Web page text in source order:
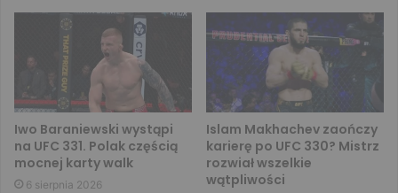
Iwo Baraniewski wystąpi
na UFC 331. Polak częścią
mocnej karty walk
6 sierpnia 2026
Islam Makhachev zaończy
karierę po UFC 330? Mistrz
rozwiał wszelkie
wątpliwości